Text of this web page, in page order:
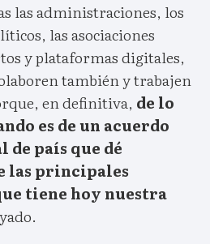
las administraciones, los
las asociaciones
y plataformas digitales,
también y trabajen
en definitiva, de lo
es de un acuerdo
país que dé
las principales
tiene hoy nuestra